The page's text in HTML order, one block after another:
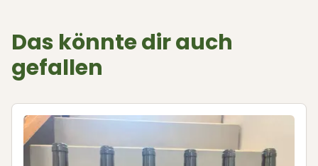
Das könnte dir auch
gefallen